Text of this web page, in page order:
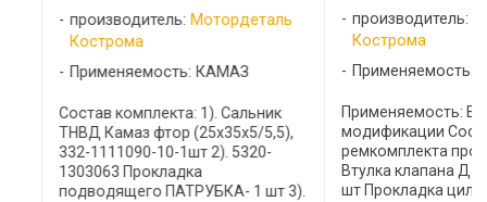
производитель:Мотордеталь
Кострома
Применяемость: КАМАЗ
Состав комплекта: 1). Сальник
ТНВД Камаз фтор (25х35х5/5,5),
332-1111090-10-1шт 2). 5320-
1303063 Прокладка
подводящего ПАТРУБКА- 1 шт 3).
производитель:
Кострома
Применяемость: Д-
Применяемость:
модификации Состав
ремкомплекта
Втулка клапана Д30-
шт Прокладка